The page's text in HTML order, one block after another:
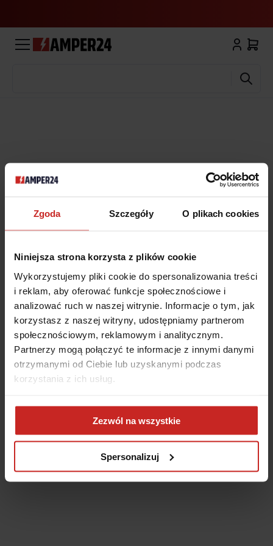
Zgoda Szczegóły O plikach cookies
Niniejsza strona korzysta z plików cookie
Wykorzystujemy pliki cookie do spersonalizowania treści
i reklam, aby oferować funkcje społecznościowe i
analizować ruch w naszej witrynie. Informacje o tym, jak
korzystasz z naszej witryny, udostępniamy partnerom
społecznościowym, reklamowym i analitycznym.
Partnerzy mogą połączyć te informacje z innymi danymi
otrzymanymi od Ciebie lub uzyskanymi podczas
korzystania z ich usług.
Zezwól na wszystkie
Spersonalizuj
browser console for more information)